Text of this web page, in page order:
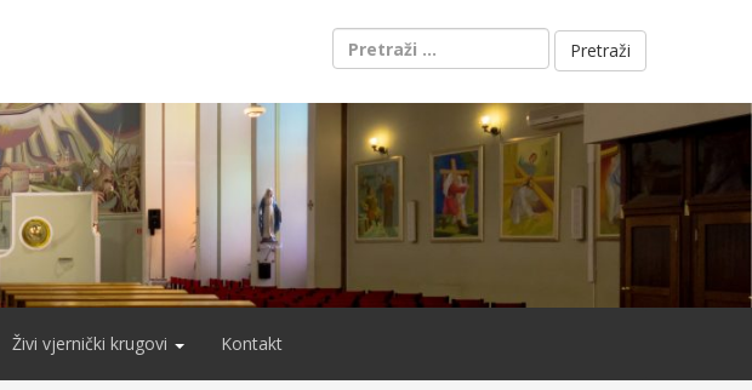
Pretraži:
Živi vjernički krugovi Kontakt